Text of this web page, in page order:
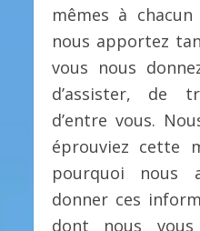
mêmes à chacun
nous apportez
vous nous
d’assister, de
d’entre vous.
éprouviez cette
pourquoi nous
donner ces
dont nous vous